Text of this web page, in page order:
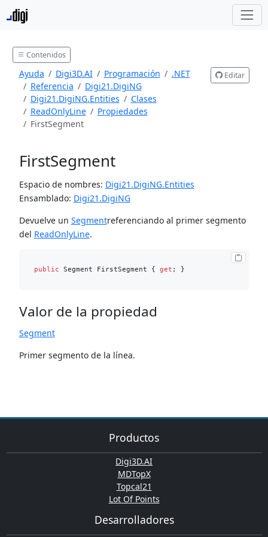
Contenidos
Ayuda Digi3D.AI Programación
.NET
Referencia
Digi21.DigiNG
Digi21.DigiNG.Entities
Clases
ReadOnlyLine
Propiedades
FirstSegment
Editar
FirstSegment
Espacio de nombres: Digi21.DigiNG.Entities
Ensamblado: Digi21.DigiNG
Devuelve un Segmentreferenciando al primer segmento
del ReadOnlyLine.
public Segment FirstSegment { get
Valor de la propiedad
Segment
Primer segmento de la línea.
Productos
Digi3D.AI
MDTopX
Topcal21
Lot Of Points
Desarrolladores